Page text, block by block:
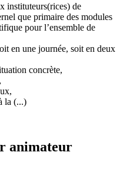
instituteurs(rices) de
que primaire des modules
pour l’ensemble de
en une journée, soit en deux
concrète,
la (...)
animateur